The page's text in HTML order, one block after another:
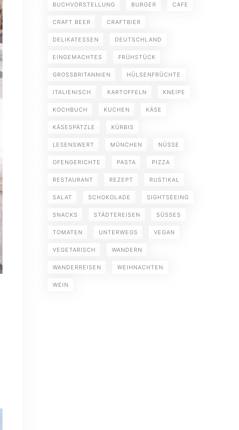
BUCHVORSTELLUNG BURGER CAFE
CRAFT BEER CRAFTBIER
DELIKATESSEN DEUTSCHLAND
EINGEMACHTES FRÜHSTÜCK
GROSSBRITANNIEN HÜLSENFRÜCHTE
ITALIENISCH KARTOFFELN KNEIPE
KOCHBUCH KUCHEN KÄSE
KÄSESPÄTZLE KÜRBIS
LESENSWERT MÜNCHEN NÜSSE
OFENGERICHTE PASTA PIZZA
RESTAURANT REZEPT RUSTIKAL
SALAT SCHOKOLADE SIGHTSEEING
SNACKS STÄDTEREISEN SÜSSES
TOMATEN UNTERWEGS VEGAN
VEGETARISCH WANDERN
WANDERREISEN WEIHNACHTEN
WEIN